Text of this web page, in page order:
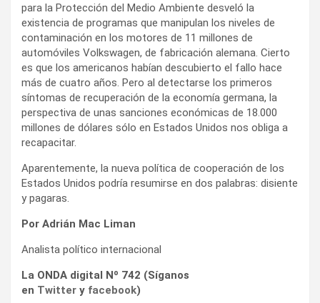
para la Protección del Medio Ambiente desveló la
existencia de programas que manipulan los niveles de
contaminación en los motores de 11 millones de
automóviles Volkswagen, de fabricación alemana. Cierto
es que los americanos habían descubierto el fallo hace
más de cuatro años. Pero al detectarse los primeros
síntomas de recuperación de la economía germana, la
perspectiva de unas sanciones económicas de 18.000
millones de dólares sólo en Estados Unidos nos obliga a
recapacitar.
Aparentemente, la nueva política de cooperación de los
Estados Unidos podría resumirse en dos palabras: disiente
y pagaras.
Por Adrián Mac Liman
Analista político internacional
La ONDA digital Nº 742 (Síganos
en Twitter y facebook)